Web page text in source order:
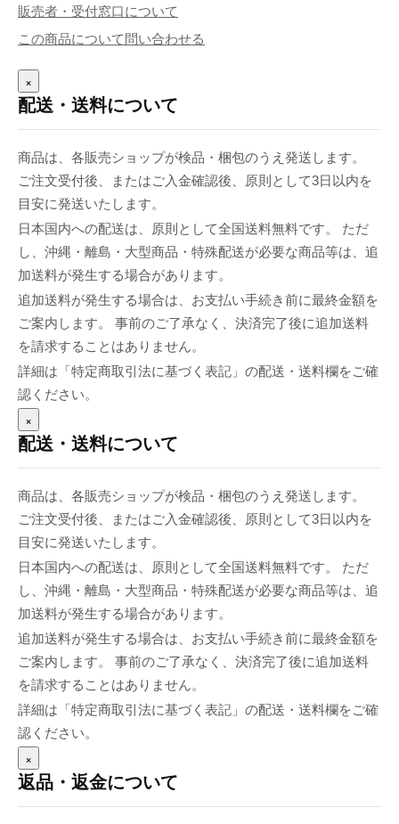
販売者・受付窓口について
この商品について問い合わせる
×
配送・送料について
商品は、各販売ショップが検品・梱包のうえ発送します。
ご注文受付後、またはご入金確認後、原則として3日以内を
目安に発送いたします。
日本国内への配送は、原則として全国送料無料です。 ただ
し、沖縄・離島・大型商品・特殊配送が必要な商品等は、追
加送料が発生する場合があります。
追加送料が発生する場合は、お支払い手続き前に最終金額を
ご案内します。 事前のご了承なく、決済完了後に追加送料
を請求することはありません。
詳細は「特定商取引法に基づく表記」の配送・送料欄をご確
認ください。
×
配送・送料について
商品は、各販売ショップが検品・梱包のうえ発送します。
ご注文受付後、またはご入金確認後、原則として3日以内を
目安に発送いたします。
日本国内への配送は、原則として全国送料無料です。 ただ
し、沖縄・離島・大型商品・特殊配送が必要な商品等は、追
加送料が発生する場合があります。
追加送料が発生する場合は、お支払い手続き前に最終金額を
ご案内します。 事前のご了承なく、決済完了後に追加送料
を請求することはありません。
詳細は「特定商取引法に基づく表記」の配送・送料欄をご確
認ください。
×
返品・返金について